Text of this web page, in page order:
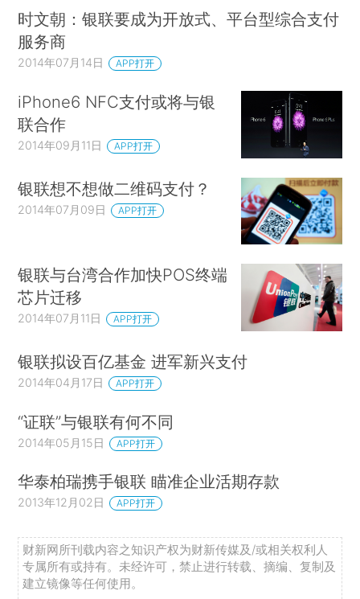
时文朝：银联要成为开放式、平台型综合支付
服务商
2014年07月14日 APP打开
iPhone6 NFC支付或将与银
联合作
2014年09月11日 APP打开
银联想不想做二维码支付？
2014年07月09日 APP打开
银联与台湾合作加快POS终端
芯片迁移
2014年07月11日 APP打开
银联拟设百亿基金 进军新兴支付
2014年04月17日 APP打开
“证联”与银联有何不同
2014年05月15日 APP打开
华泰柏瑞携手银联 瞄准企业活期存款
2013年12月02日 APP打开
财新网所刊载内容之知识产权为财新传媒及/或相关权利人
专属所有或持有。未经许可，禁止进行转载、摘编、复制及
建立镜像等任何使用。